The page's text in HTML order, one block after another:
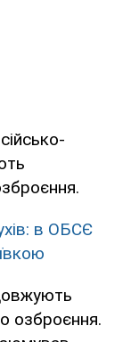
в ОБСЄ
озброєння.